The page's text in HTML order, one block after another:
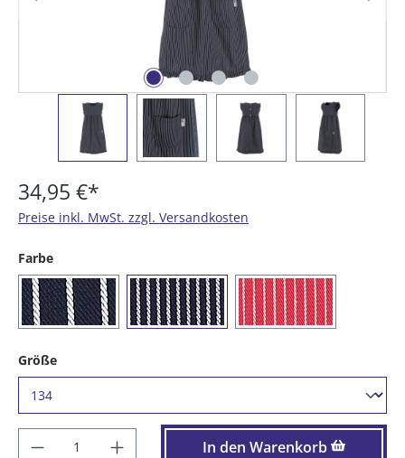
34,95 €*
Preise inkl. MwSt. zzgl. Versandkosten
Farbeauswählen
(10) breiter Streifen(11) schmaler Streifen(112) roter Streifen
Größeauswählen
Produkt Anzahl: Gib den gewünschten
In den Warenkorb